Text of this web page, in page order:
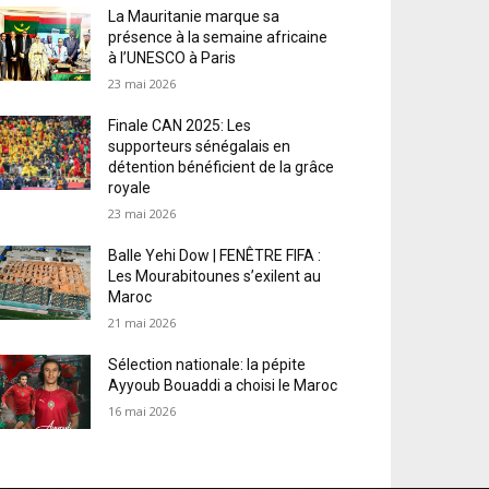
La Mauritanie marque sa
présence à la semaine africaine
à l’UNESCO à Paris
23 mai 2026
Finale CAN 2025: Les
supporteurs sénégalais en
détention bénéficient de la grâce
royale
23 mai 2026
Balle Yehi Dow | FENÊTRE FIFA :
Les Mourabitounes s’exilent au
Maroc
21 mai 2026
Sélection nationale: la pépite
Ayyoub Bouaddi a choisi le Maroc
16 mai 2026